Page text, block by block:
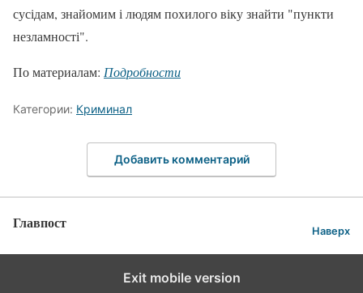
сусідам, знайомим і людям похилого віку знайти "пункти
незламності".
По материалам: Подробности
Категории: Криминал
Добавить комментарий
Главпост Наверх
Exit mobile version